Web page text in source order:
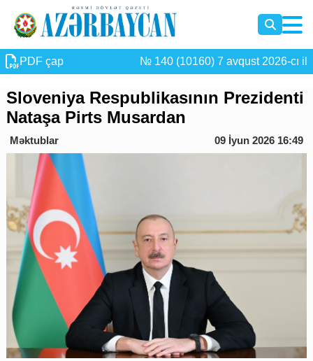
PDF çap № 140 (10160) 7 avqust 2026-cı il
Sloveniya Respublikasının Prezidenti
Nataşa Pirts Musardan
Məktublar 09 İyun 2026 16:49